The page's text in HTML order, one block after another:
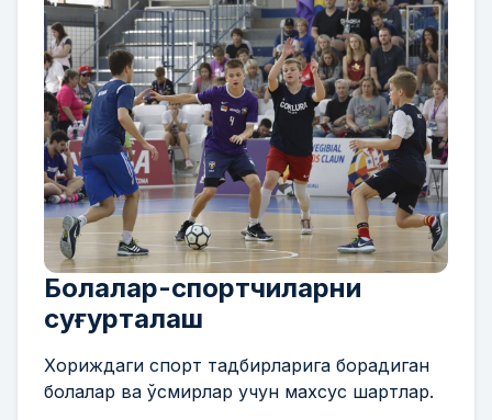
Болалар-спортчиларни
суғурталаш
Хориждаги спорт тадбирларига борадиган
болалар ва ўсмирлар учун махсус шартлар.